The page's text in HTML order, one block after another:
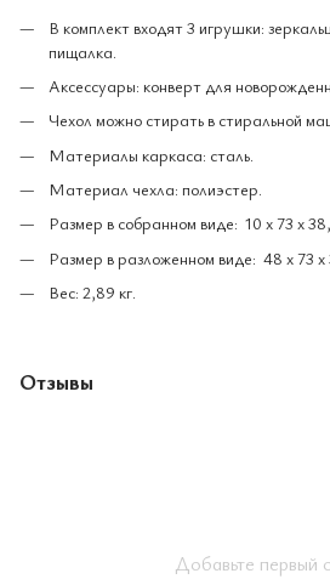
В комплект входят 3 игрушки:
пищалка.
Аксессуары: конверт для
Чехол можно стирать в стиральной
Материалы каркаса: сталь.
Материал чехла: полиэстер.
Размер в собранном виде: 10 x 73 x
Размер в разложенном виде: 48 x 73 x
Вес: 2,89 кг.
Отзывы
Добавьте первый